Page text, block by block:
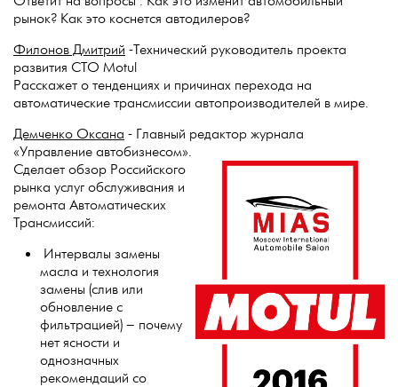
рынок? Как это коснется автодилеров?
Филонов Дмитрий -Технический руководитель проекта
развития СТО Motul
Расскажет о тенденциях и причинах перехода на
автоматические трансмиссии автопроизводителей в мире.
Демченко Оксана - Главный редактор журнала
«Управление автобизнесом».
Сделает обзор Российского
рынка услуг обслуживания и
ремонта Автоматических
Трансмиссий:
Интервалы замены
масла и технология
замены (слив или
обновление с
фильтрацией) – почему
нет ясности и
однозначных
рекомендаций со